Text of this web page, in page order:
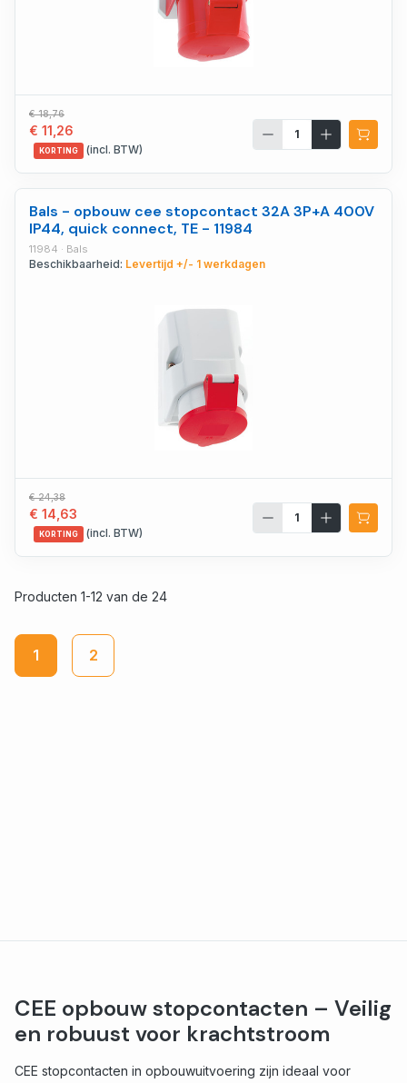
€ 18,76
€ 11,26
KORTING (incl. BTW)
Bals - opbouw cee stopcontact 32A 3P+A 400V
IP44, quick connect, TE - 11984
11984 · Bals
Beschikbaarheid: Levertijd +/- 1 werkdagen
€ 24,38
€ 14,63
KORTING (incl. BTW)
Producten 1-12 van de 24
1 2
CEE opbouw stopcontacten – Veilig
en robuust voor krachtstroom
CEE stopcontacten in opbouwuitvoering zijn ideaal voor